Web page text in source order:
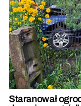
Staranował